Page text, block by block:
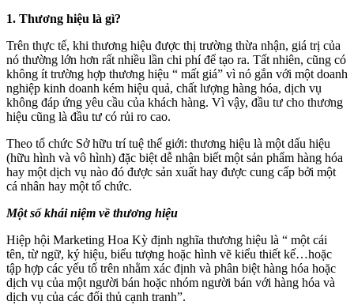
1. Thương hiệu là gì?
Trên thực tế, khi thương hiệu được thị trường thừa nhận, giá trị của
nó thường lớn hơn rất nhiều lần chi phí để tạo ra. Tất nhiên, cũng có
không ít trường hợp thương hiệu “ mất giá” vì nó gắn với một doanh
nghiệp kinh doanh kém hiệu quả, chất lượng hàng hóa, dịch vụ
không đáp ứng yêu cầu của khách hàng. Vì vậy, đầu tư cho thương
hiệu cũng là đầu tư có rủi ro cao.
Theo tổ chức Sở hữu trí tuệ thế giới: thương hiệu là một dấu hiệu
(hữu hình và vô hình) đặc biệt dễ nhận biết một sản phẩm hàng hóa
hay một dịch vụ nào đó được sản xuất hay được cung cấp bởi một
cá nhân hay một tổ chức.
Một số khái niệm về thương hiệu
Hiệp hội Marketing Hoa Kỳ định nghĩa thương hiệu là “ một cái
tên, từ ngữ, ký hiệu, biểu tượng hoặc hình vẽ kiểu thiết kế…hoặc
tập hợp các yếu tố trên nhằm xác định và phân biệt hàng hóa hoặc
dịch vụ của một người bán hoặc nhóm người bán với hàng hóa và
dịch vụ của các đối thủ cạnh tranh”.